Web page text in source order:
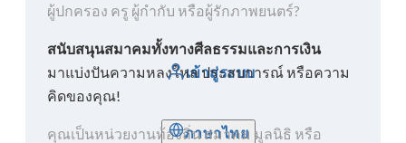
เข้าสู่ระบบ
ภาษาไทย
ผู้ปกครอง ครู ผู้กำกับ หรือผู้รักภาพยนตร์?
สนับสนุนสมาคมทั้งทางศีลธรรมและการเงิน
มาแบ่งปันความหลงใหล ประสบการณ์ หรือความ
คิดของคุณ!
คุณเป็นหน่วยงานท้องถิ่น สมาคม มูลนิธิ หรือ